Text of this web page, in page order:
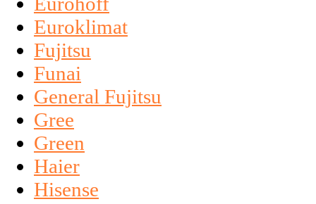
Euroklimat
Fujitsu
Funai
General Fujitsu
Gree
Green
Haier
Hisense